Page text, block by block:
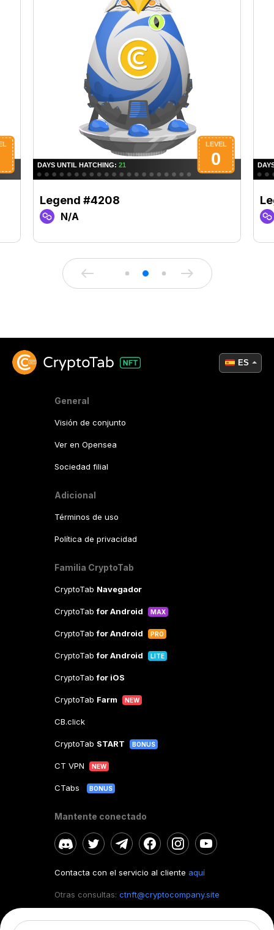
Legend #4208
N/A
General
Visión de conjunto
Ver en Opensea
Sociedad filial
Adicional
Términos de uso
Política de privacidad
Familia CryptoTab
CryptoTab Navegador
CryptoTabfor Android MAX
CryptoTabfor Android PRO
CryptoTabfor Android LITE
CryptoTabfor iOS
CryptoTab Farm NEW
CB.click
CryptoTab START BONUS
CT VPN NEW
CTabs BONUS
Mantente conectado
Contacta con el servicio al cliente aquí
Otras consultas: ctnft@cryptocompany.site
ES